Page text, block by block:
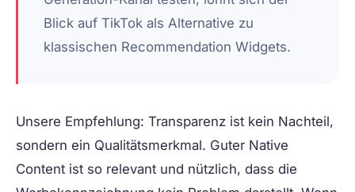
Blick auf TikTok als Alternative zu
klassischen Recommendation Widgets.
Unsere Empfehlung: Transparenz ist kein Nachteil,
sondern ein Qualitätsmerkmal. Guter Native
Content ist so relevant und nützlich, dass die